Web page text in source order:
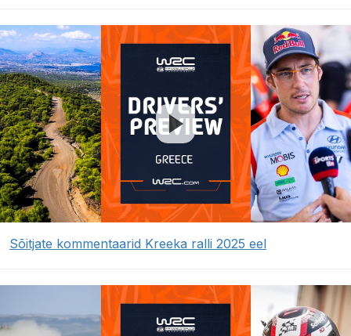
Sõitjate kommentaarid Kreeka ralli 2025 eel